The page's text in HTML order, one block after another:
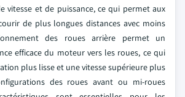
vitesse et de puissance, ce qui permet aux
de plus longues distances avec moins
des roues arrière permet un
efficace du moteur vers les roues, ce qui
plus lisse et une vitesse supérieure plus
des roues avant ou mi-roues